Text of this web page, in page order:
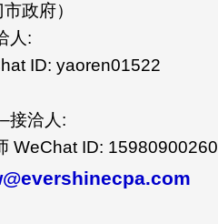
政府）
人:
ID: yaoren01522
接洽人:
WeChat ID: 15980900260